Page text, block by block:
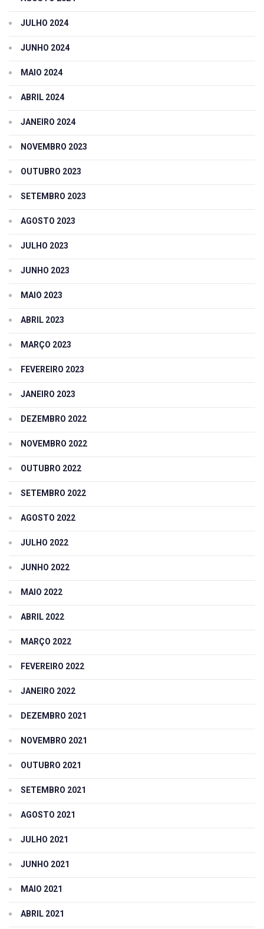
JULHO 2024
JUNHO 2024
MAIO 2024
ABRIL 2024
JANEIRO 2024
NOVEMBRO 2023
OUTUBRO 2023
SETEMBRO 2023
AGOSTO 2023
JULHO 2023
JUNHO 2023
MAIO 2023
ABRIL 2023
MARÇO 2023
FEVEREIRO 2023
JANEIRO 2023
DEZEMBRO 2022
NOVEMBRO 2022
OUTUBRO 2022
SETEMBRO 2022
AGOSTO 2022
JULHO 2022
JUNHO 2022
MAIO 2022
ABRIL 2022
MARÇO 2022
FEVEREIRO 2022
JANEIRO 2022
DEZEMBRO 2021
NOVEMBRO 2021
OUTUBRO 2021
SETEMBRO 2021
AGOSTO 2021
JULHO 2021
JUNHO 2021
MAIO 2021
ABRIL 2021